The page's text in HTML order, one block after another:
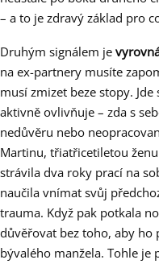
– a to je zdravý základ pro
Druhým signálem je
na ex-partnery musíte
musí zmizet beze stopy.
aktivně ovlivňuje – zda s
nedůvěru nebo
Martinu, třiatřicetiletou
strávila dva roky prací na
naučila vnímat svůj
trauma. Když pak potkala
důvěřovat bez toho, aby ho
bývalého manžela. Tohle